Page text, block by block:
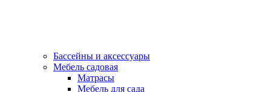
Бассейны и аксессуары
Мебель садовая
Матрасы
Мебель для сада